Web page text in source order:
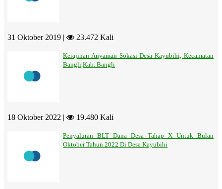
31 Oktober 2019 | 23.472 Kali
Kerajinan Anyaman Sokasi Desa Kayubihi, Kecamatan
Bangli,Kab. Bangli
18 Oktober 2022 | 19.480 Kali
Penyaluran BLT Dana Desa Tahap X Untuk Bulan
Oktober Tahun 2022 Di Desa Kayubihi